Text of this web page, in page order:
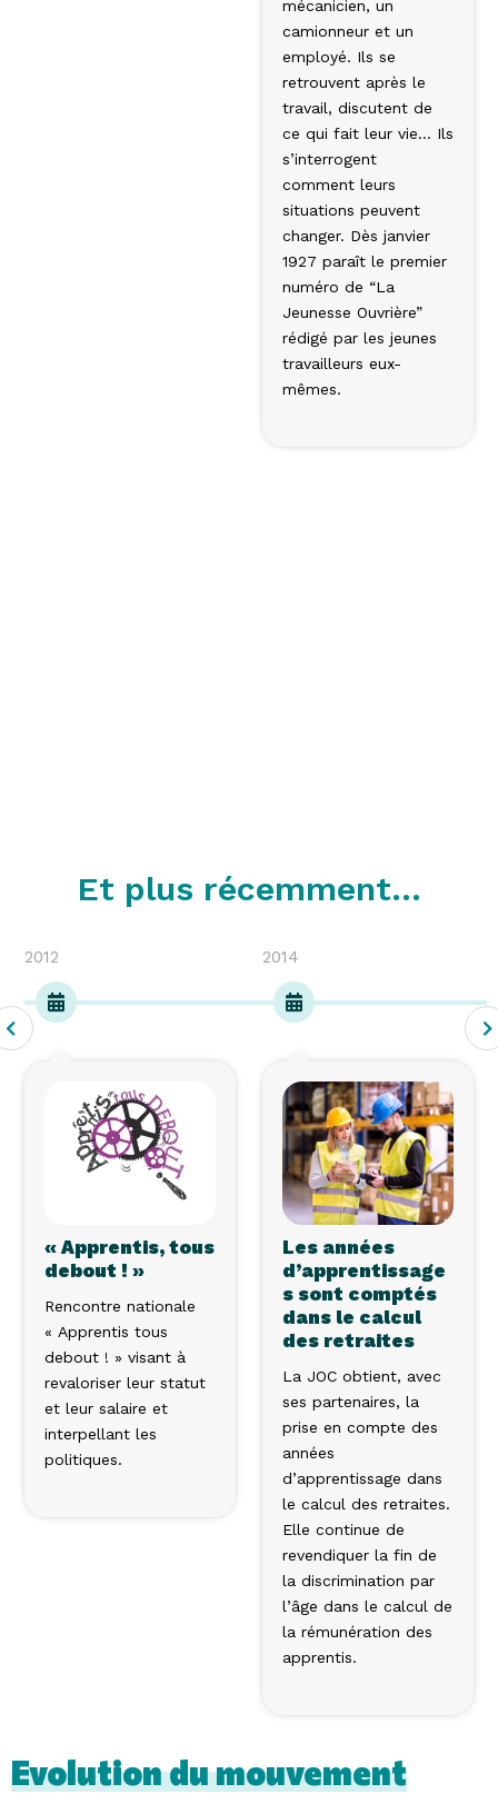
mécanicien, un
camionneur et un
employé. Ils se
retrouvent après le
travail, discutent de
ce qui fait leur vie… Ils
s’interrogent
comment leurs
situations peuvent
changer. Dès janvier
1927 paraît le pre­mier
numéro de “La
Jeunesse Ouvrière”
rédigé par les jeunes
travailleurs eux-
mêmes.
Et plus récemment...
2012
« Apprentis, tous
debout ! »
Rencontre nationale
« Apprentis tous
debout ! » visant à
revaloriser leur statut
et leur salaire et
interpellant les
politiques.
2014
Les années
d’apprentissage
s sont comptés
dans le calcul
des retraites
La JOC obtient, avec
ses partenaires, la
prise en compte des
années
d’apprentissage dans
le calcul des retraites.
Elle continue de
revendiquer la fin de
la discrimination par
l’âge dans le calcul de
la rémunération des
apprentis.
Evolution du mouvement